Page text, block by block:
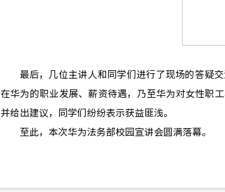
最后，几位主讲人和同学们进行了现场的答疑
在华为的职业发展、薪资待遇，乃至华为对女性职
并给出建议，同学们纷纷表示获益匪浅。
至此，本次华为法务部校园宣讲会圆满落幕。